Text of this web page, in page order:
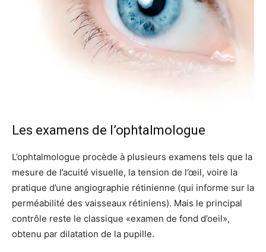
Les examens de l’ophtalmologue
L’ophtalmologue procède à plusieurs examens tels que la
mesure de l’acuité visuelle, la tension de l’œil, voire la
pratique d’une angiographie rétinienne (qui informe sur la
perméabilité des vaisseaux rétiniens). Mais le principal
contrôle reste le classique «examen de fond d’oeil»,
obtenu par dilatation de la pupille.